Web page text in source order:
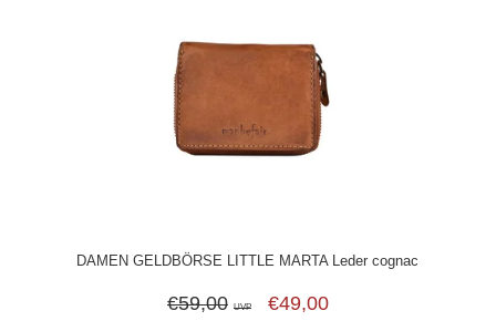
DAMEN GELDBÖRSE LITTLE MARTA Leder cognac
€59,00 UVP €49,00